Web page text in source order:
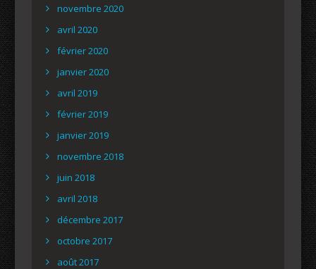
novembre 2020
avril 2020
février 2020
janvier 2020
avril 2019
février 2019
janvier 2019
novembre 2018
juin 2018
avril 2018
décembre 2017
octobre 2017
août 2017